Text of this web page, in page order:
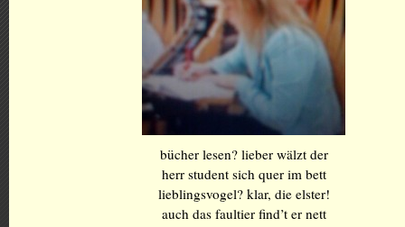
bücher lesen? lieber wälzt der
herr student sich quer im bett
lieblingsvogel? klar, die elster!
auch das faultier find’t er nett